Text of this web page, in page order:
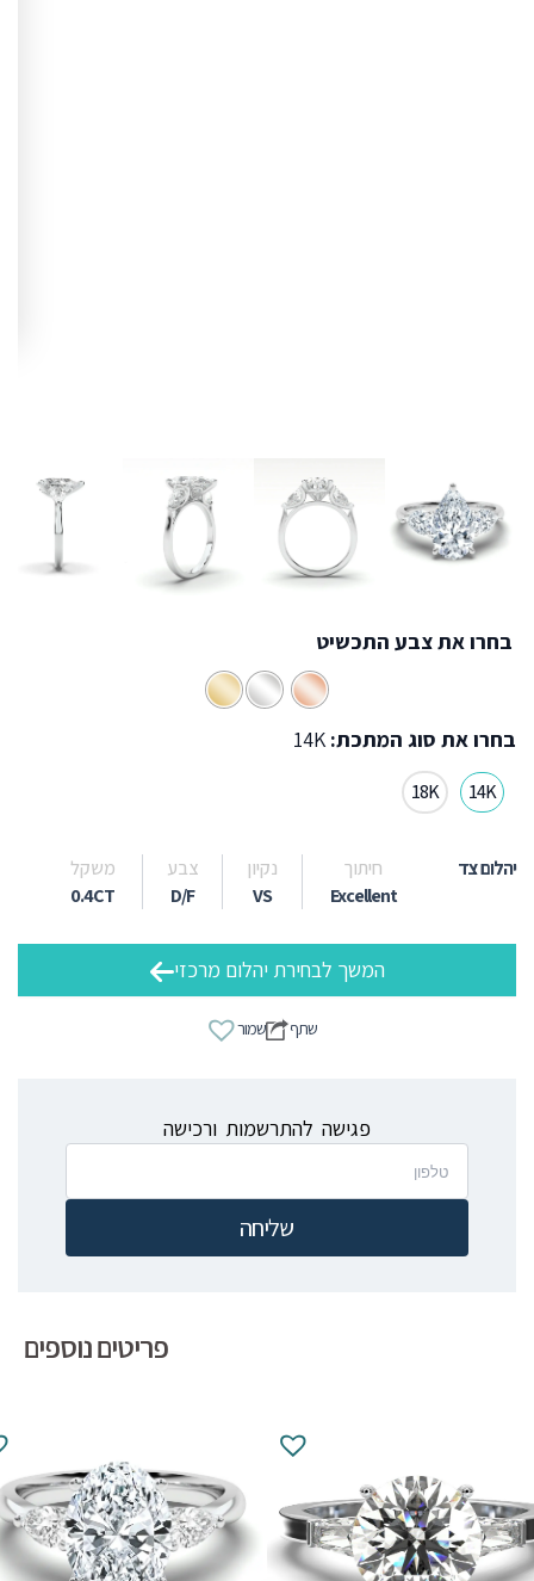
בחרו את צבע התכשיט
בחרו את סוג המתכת:14K
18K 14K
יהלום צד חיתוך נקיון צבע
משקל
Excellent
VS
D/F
0.4CT
המשך לבחירת יהלום מרכזי
שמור שתף
פגישה להתרשמות ורכישה
שליחה
פריטים נוספים